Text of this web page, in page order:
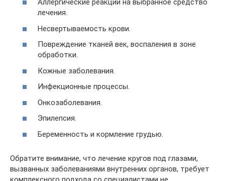
Аллергические реакции на выбранное средство
лечения.
Несвертываемость крови.
Повреждение тканей век, воспаления в зоне
обработки.
Кожные заболевания.
Инфекционные процессы.
Онкозаболевания.
Эпилепсия.
Беременность и кормление грудью.
Обратите внимание, что лечение кругов под глазами,
вызванных заболеваниями внутренних органов, требует